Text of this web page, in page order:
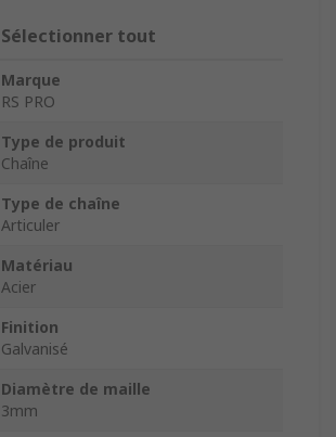
Sélectionner tout
Marque
RS PRO
Type de produit
Chaîne
Type de chaîne
Articuler
Matériau
Acier
Finition
Galvanisé
Diamètre de maille
3mm